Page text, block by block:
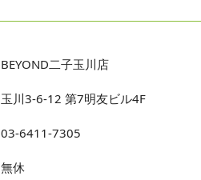
BEYOND二子玉川店
玉川3-6-12 第7明友ビル4F
03-6411-7305
無休